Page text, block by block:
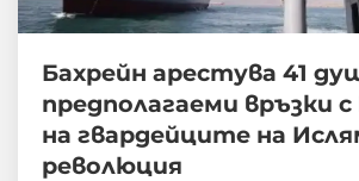
Бахрейн арестува 41
предполагаеми връзки с
на гвардейците на
революция